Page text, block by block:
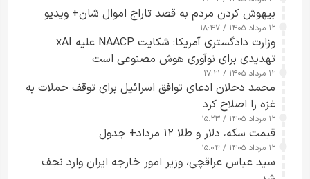
بیهوش کردن مردم به قصد تاراج اموال شان+ ویدیو
۱۲ مرداد ۱۴۰۵ / ۱۸:۴۷
وزارت دادگستری آمریکا: شکایت NAACP علیه xAI
تهدیدی برای نوآوری هوش مصنوعی است
۱۲ مرداد ۱۴۰۵ / ۱۷:۲۱
محمد دحلان ادعای توافق اسرائیل برای توقف حملات به
غزه را اصلاح کرد
۱۲ مرداد ۱۴۰۵ / ۱۵:۲۳
قیمت سکه، دلار و طلا ۱۲ مرداد+ جدول
۱۲ مرداد ۱۴۰۵ / ۱۵:۰۴
سید عباس عراقچی، وزیر امور خارجه ایران وارد نجف